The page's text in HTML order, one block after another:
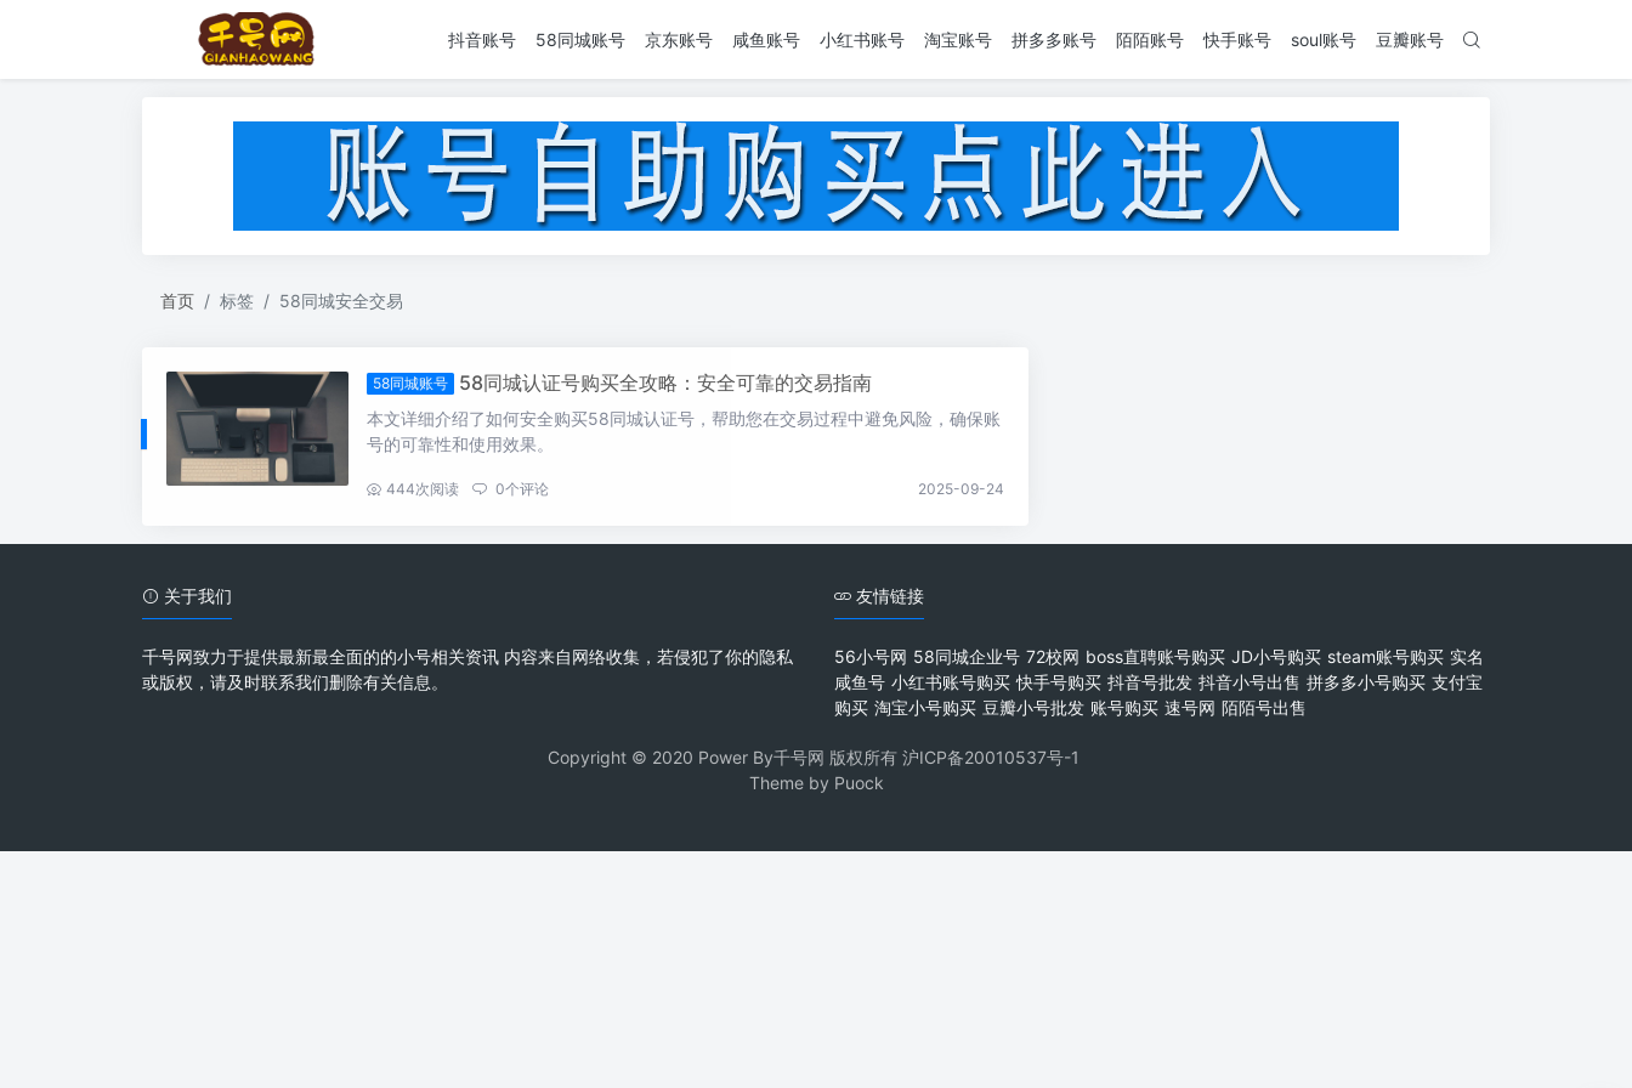
抖音账号 58同城账号 京东账号 咸鱼账号 小红书账号 淘宝账号 拼多多账号 陌陌账号 快手账号 soul账号 豆瓣账号
首页 标签 58同城安全交易
58同城账号 58同城认证号购买全攻略：安全可靠的交易指南
本文详细介绍了如何安全购买58同城认证号，帮助您在交易过程中避免风险，确保账
号的可靠性和使用效果。
... 444次阅读 0个评论 2025-09-24
关于我们
千号网致力于提供最新最全面的的小号相关资讯 内容来自网络收集，若侵犯了你的隐私
或版权，请及时联系我们删除有关信息。
友情链接
56小号网 58同城企业号 72校网 boss直聘账号购买 JD小号购买 steam账号购买 实名
咸鱼号 小红书账号购买 快手号购买 抖音号批发 抖音小号出售 拼多多小号购买 支付宝
购买 淘宝小号购买 豆瓣小号批发 账号购买 速号网 陌陌号出售
Copyright © 2020 Power By千号网 版权所有 沪ICP备20010537号-1
Theme by Puock